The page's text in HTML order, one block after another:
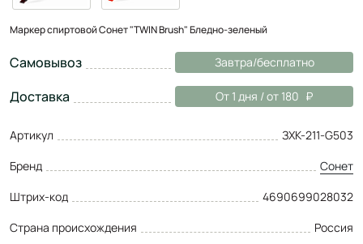
Маркер спиртовой Сонет "TWIN Brush" Бледно-зеленый
Самовывоз Завтра/бесплатно
Доставка От 1 дня / от 180
Артикул
ЗХК-211-G503
Бренд
Сонет
Штрих-код
4690699028032
Страна происхождения
Россия